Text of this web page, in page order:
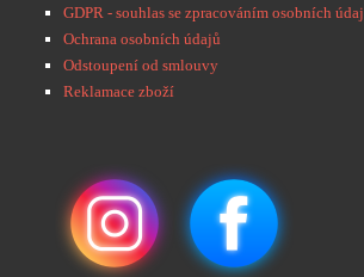
GDPR - souhlas se zpracováním osobních údaj
Ochrana osobních údajů
Odstoupení od smlouvy
Reklamace zboží